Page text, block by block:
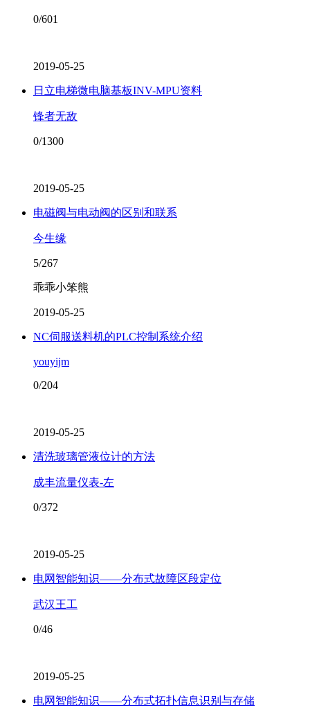
0/601
2019-05-25
日立电梯微电脑基板INV-MPU资料
锋者无敌
0/1300
2019-05-25
电磁阀与电动阀的区别和联系
今生缘
5/267
乖乖小笨熊
2019-05-25
NC伺服送料机的PLC控制系统介绍
youyijm
0/204
2019-05-25
清洗玻璃管液位计的方法
成丰流量仪表-左
0/372
2019-05-25
电网智能知识——分布式故障区段定位
武汉王工
0/46
2019-05-25
电网智能知识——分布式拓扑信息识别与存储